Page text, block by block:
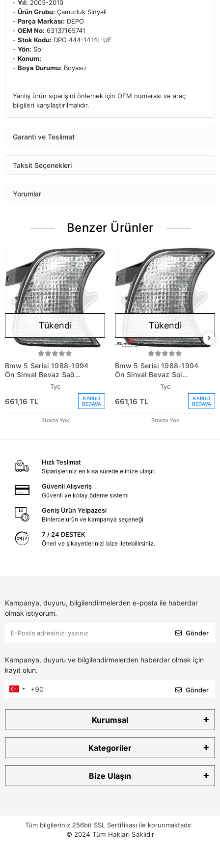
- Yıl: 2003-2010
- Ürün Grubu: Çamurluk Sinyali
- Parça Markası: DEPO
- OEM No: 63137165741
- Stok Kodu: DPO 444-1414L-UE
- Yön: Sol
- Konum:
- Boya Durumu: Boyasız
Yanlış ürün siparişini önlemek için OEM numarası ve araç
bilgileri karşılaştırılmalıdır.
Garanti ve Teslimat
Taksit Seçenekleri
Yorumlar
Benzer Ürünler
Tükendi
Bmw 5 Serisi 1988-1994
Ön Sinyal Beyaz Sağ
(Oem No: 82199404276)
Tyc
661,16 TL
KARGO
BEDAVA
Stokta Yok
Tükendi
Bmw 5 Serisi 1988-1994
Ön Sinyal Beyaz Sol
(Oem No: 82199404275)
Tyc
661,16 TL
KARGO
BEDAVA
Stokta Yok
Hızlı Teslimat
Siparişleriniz en kısa sürede elinize ulaşır.
Güvenli Alışveriş
Güvenli ve kolay ödeme sistemi
Geniş Ürün Yelpazesi
Binlerce ürün ve kampanya seçeneği
7 / 24 DESTEK
Öneri ve şikayetlerinizi bize iletebilirsiniz.
Kampanya, duyuru, bilgilendirmelerden e-posta ile haberdar
olmak istiyorum.
Gönder
Kampanya, duyuru ve bilgilendirmelerden haberdar olmak için
kayıt olun.
Gönder
Kurumsal
Kategoriler
Bize Ulaşın
Tüm bilgileriniz 256bit SSL Sertifikası ile korunmaktadır.
© 2024 Tüm Hakları Saklıdır